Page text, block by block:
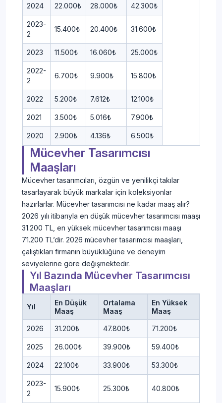
2024 22.000₺ 28.000₺ 42.300₺
2023-
2
15.400₺ 20.400₺ 31.600₺
2023 11.500₺ 16.060₺ 25.000₺
2022-
2
6.700₺ 9.900₺ 15.800₺
2022 5.200₺ 7.612₺ 12.100₺
2021 3.500₺ 5.016₺ 7.900₺
2020 2.900₺ 4.136₺ 6.500₺
Mücevher Tasarımcısı
Maaşları
Mücevher tasarımcıları, özgün ve yenilikçi takılar
tasarlayarak büyük markalar için koleksiyonlar
hazırlarlar. Mücevher tasarımcısı ne kadar maaş alır?
2026 yılı itibarıyla en düşük mücevher tasarımcısı maaşı
31.200 TL, en yüksek mücevher tasarımcısı maaşı
71.200 TL’dir. 2026 mücevher tasarımcısı maaşları,
çalıştıkları firmanın büyüklüğüne ve deneyim
seviyelerine göre değişmektedir.
Yıl Bazında Mücevher Tasarımcısı
Maaşları
Yıl
En Düşük
Maaş
Ortalama
Maaş
En Yüksek
Maaş
2026 31.200₺ 47.800₺ 71.200₺
2025 26.000₺ 39.900₺ 59.400₺
2024 22.100₺ 33.900₺ 53.300₺
2023-
2
15.900₺ 25.300₺ 40.800₺